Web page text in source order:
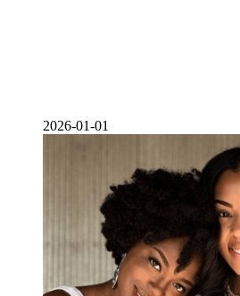
2026-01-01